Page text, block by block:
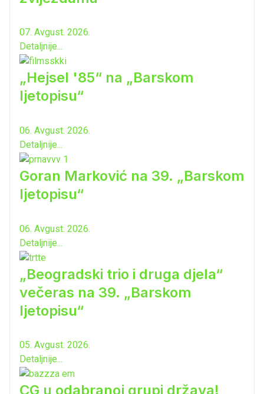
07. Avgust. 2026.
Detaljnije...
„Hejsel '85“ na „Barskom
ljetopisu“
06. Avgust. 2026.
Detaljnije...
Goran Marković na 39. „Barskom
ljetopisu“
06. Avgust. 2026.
Detaljnije...
„Beogradski trio i druga djela“
večeras na 39. „Barskom
ljetopisu“
05. Avgust. 2026.
Detaljnije...
CG u odabranoj grupi država!